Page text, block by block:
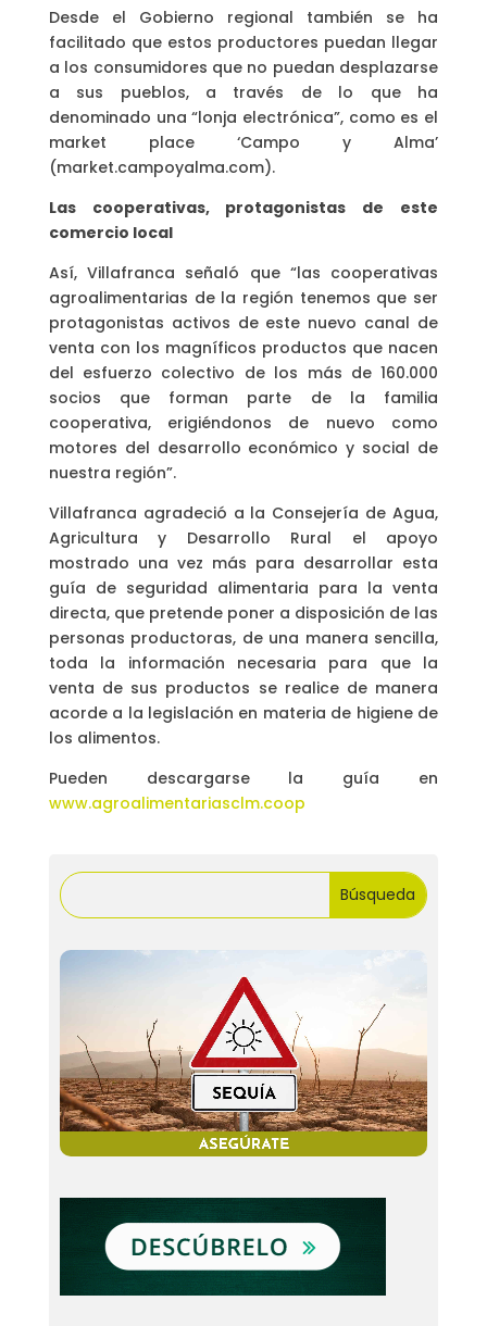
Desde el Gobierno regional también se ha
facilitado que estos productores puedan llegar
a los consumidores que no puedan desplazarse
a sus pueblos, a través de lo que ha
denominado una “lonja electrónica”, como es el
market place ‘Campo y Alma’
(market.campoyalma.com).
Las cooperativas, protagonistas de este
comercio local
Así, Villafranca señaló que “las cooperativas
agroalimentarias de la región tenemos que ser
protagonistas activos de este nuevo canal de
venta con los magníficos productos que nacen
del esfuerzo colectivo de los más de 160.000
socios que forman parte de la familia
cooperativa, erigiéndonos de nuevo como
motores del desarrollo económico y social de
nuestra región”.
Villafranca agradeció a la Consejería de Agua,
Agricultura y Desarrollo Rural el apoyo
mostrado una vez más para desarrollar esta
guía de seguridad alimentaria para la venta
directa, que pretende poner a disposición de las
personas productoras, de una manera sencilla,
toda la información necesaria para que la
venta de sus productos se realice de manera
acorde a la legislación en materia de higiene de
los alimentos.
Pueden descargarse la guía en
www.agroalimentariasclm.coop